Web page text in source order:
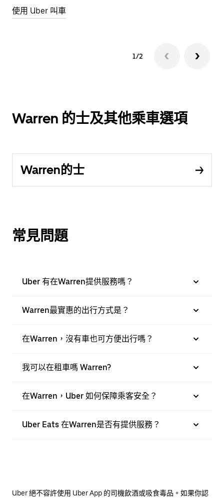
使用 Uber 叫車
1/2
Warren 的士及其他乘車選項
Warren的士
常見問題
Uber 有在Warren提供服務嗎？
Warren最實惠的出行方式是？
在Warren，沒有車也可方便出行嗎？
我可以在租車嗎 Warren?
在Warren，Uber 如何保障乘客安全？
Uber Eats 在Warren是否有提供服務？
Uber 絕不容許使用 Uber App 的司機飲酒或吸食毒品。如果你認